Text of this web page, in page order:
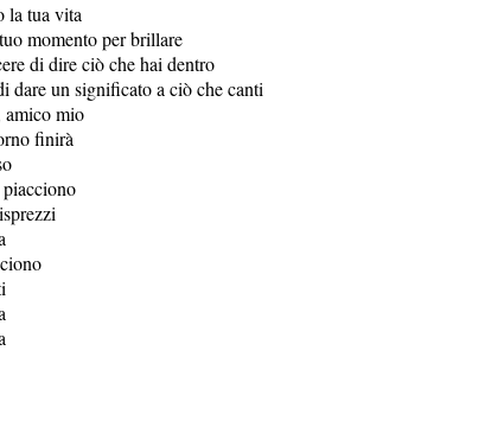
la tua vita
momento per brillare
di dire ciò che hai dentro
dare un significato a ciò che canti
amico mio
finirà
piacciono